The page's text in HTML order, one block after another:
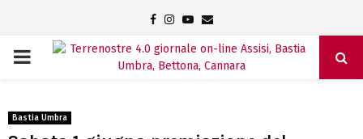
Facebook
Instagram
Youtube
Email
PRIMARY
Bastia Umbra